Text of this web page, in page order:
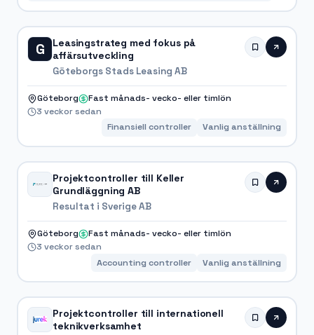
G
Leasingstrateg med fokus på
affärsutveckling
Göteborgs Stads Leasing AB
Göteborg
Fast månads- vecko- eller timlön
3 veckor sedan
Finansiell controller
Vanlig anställning
Projektcontroller till Keller
Grundläggning AB
Resultat i Sverige AB
Göteborg
Fast månads- vecko- eller timlön
3 veckor sedan
Accounting controller
Vanlig anställning
Projektcontroller till internationell
teknikverksamhet